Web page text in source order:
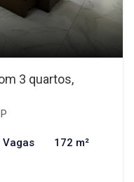
3 quartos,
Vagas 172 m²